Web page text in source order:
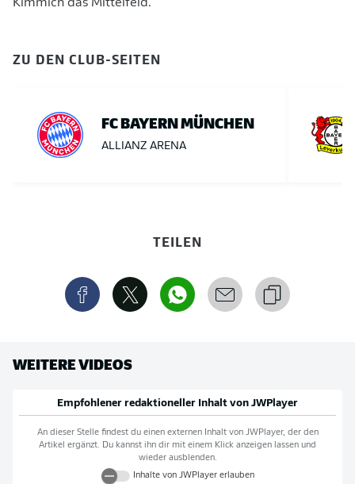
Kimmich das Mittelfeld.
ZU DEN CLUB-SEITEN
FC BAYERN MÜNCHEN
ALLIANZ ARENA
TEILEN
WEITERE VIDEOS
Empfohlener redaktioneller Inhalt von JWPlayer
An dieser Stelle findest du einen externen Inhalt von JWPlayer, der den
Artikel ergänzt. Du kannst ihn dir mit einem Klick anzeigen lassen und
wieder ausblenden.
Inhalte von JWPlayererlauben